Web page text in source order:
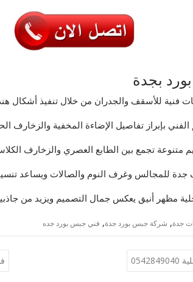
بجدة
فنية للأسقف والجدران من خلال تنفيذ أشكال
بإبراز تفاصيل الإضاءة المخفية والزخارف
تجمع بين الطابع العصري والزخارف
للمجالس وغرف النوم والصالات ويساعد
مظهر أنيق يعكس جمال التصميم ويزيد من
جدة, شركة جبس بورد جدة, فني جبس بورد جده